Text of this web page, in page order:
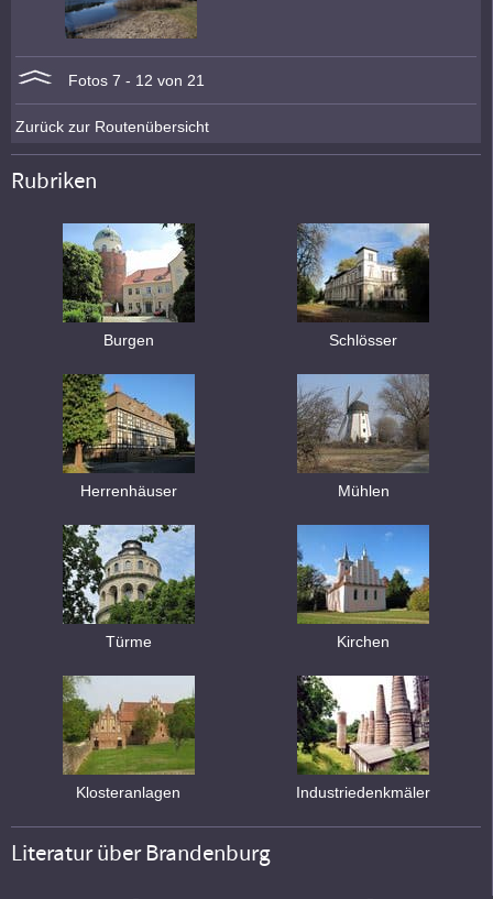
Fotos 7 - 12 von 21
Zurück zur Routenübersicht
Rubriken
Burgen Schlösser
Herrenhäuser Mühlen
Türme Kirchen
Klosteranlagen Industriedenkmäler
Literatur über Brandenburg